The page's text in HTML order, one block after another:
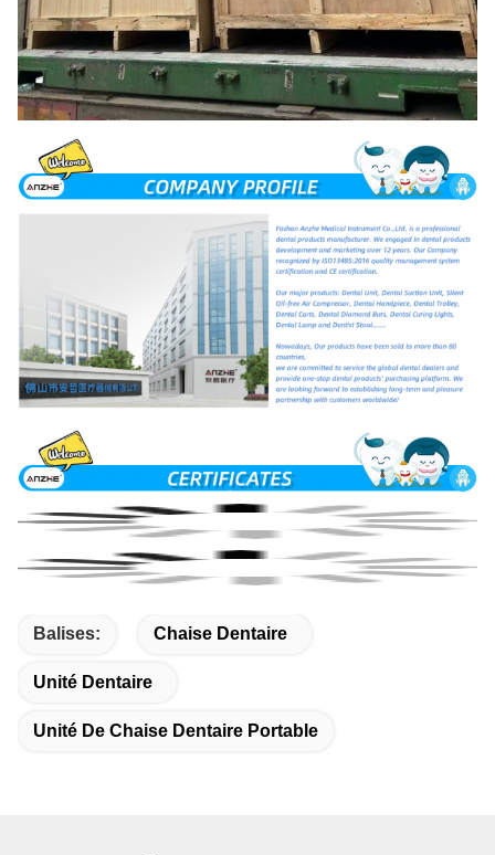
Balises: Chaise Dentaire
Unité Dentaire
Unité De Chaise Dentaire Portable